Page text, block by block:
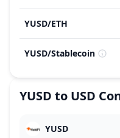
YUSD/ETH
YUSD/Stablecoin
YUSD to USD
YUSD